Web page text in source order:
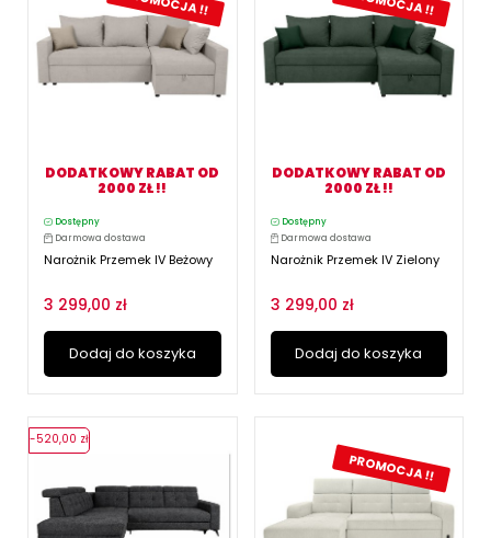
DODATKOWY RABAT OD
2000 ZŁ !!
Dostępny
Darmowa dostawa
Narożnik Przemek IV Beżowy
3 299,00 zł
Dodaj do koszyka
DODATKOWY RABAT OD
2000 ZŁ !!
Dostępny
Darmowa dostawa
Narożnik Przemek IV Zielony
3 299,00 zł
Dodaj do koszyka
-520,00 zł
PROMOCJA !!